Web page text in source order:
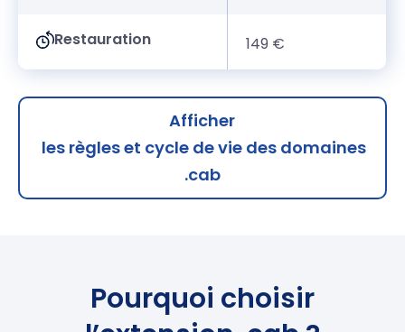
Restauration 149 €
Afficher
les règles et cycle de vie des domaines
.cab
Pourquoi choisir